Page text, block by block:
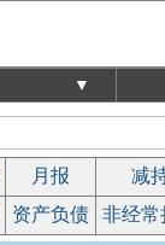
▼
月报
减
资产负债 非经常